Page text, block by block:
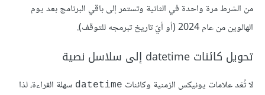
من الشرط مرة واحدة في الثانية وتستمر إلى باقي البرنامج بعد يوم
الهالوين من عام 2024 (أو أيّ تاريخ تبرمجه للتوقف).
تحويل كائنات datetime إلى سلاسل نصية
لا تُعَد علامات يونيكس الزمنية وكائنات datetime سهلة القراءة، لذا